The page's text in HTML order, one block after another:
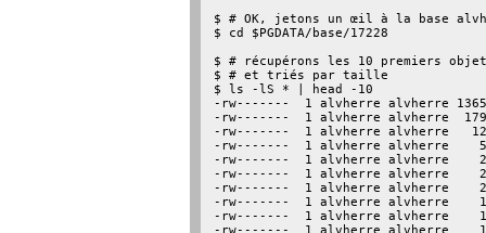
$ # OK, jetons un œil à la base
$ cd $PGDATA/base/17228
$ # récupérons les 10 premiers
$ # et triés par taille
$ ls -lS * | head -10
-rw-------  1 alvherre alvherre
-rw-------  1 alvherre alvherre
-rw-------  1 alvherre alvherre
-rw-------  1 alvherre alvherre
-rw-------  1 alvherre alvherre
-rw-------  1 alvherre alvherre
-rw-------  1 alvherre alvherre
-rw-------  1 alvherre alvherre
-rw-------  1 alvherre alvherre